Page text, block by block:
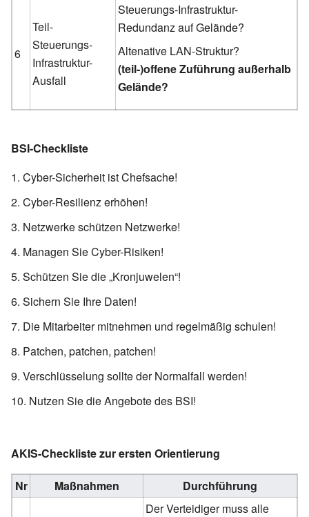
6
Teil-
Steuerungs-
Infrastruktur-
Ausfall
Steuerungs-Infrastruktur-
Redundanz auf Gelände?
Altenative LAN-Struktur?
(teil-)offene Zuführung außerhalb
Gelände?
BSI-Checkliste
Cyber-Sicherheit ist Chefsache!
Cyber-Resilienz erhöhen!
Netzwerke schützen Netzwerke!
Managen Sie Cyber-Risiken!
Schützen Sie die „Kronjuwelen“!
Sichern Sie Ihre Daten!
Die Mitarbeiter mitnehmen und regelmäßig schulen!
Patchen, patchen, patchen!
Verschlüsselung sollte der Normalfall werden!
Nutzen Sie die Angebote des BSI!
AKIS-Checkliste zur ersten Orientierung
Nr Maßnahmen Durchführung
Der Verteidiger muss alle